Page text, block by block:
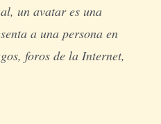
un avatar es una
a una persona en
foros de la Internet,